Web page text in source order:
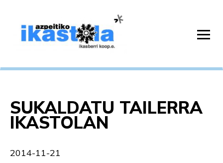
SUKALDATU TAILERRA
IKASTOLAN
2014-11-21